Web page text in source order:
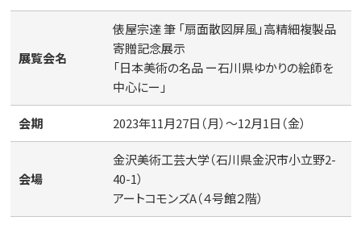
展覧会名
俵屋宗達 筆 「扇面散図屏風」高精細複製品
寄贈記念展示
「日本美術の名品 ー石川県ゆかりの絵師を
中心にー」
会期 2023年11月27日（月）～12月1日（金）
会場
金沢美術工芸大学（石川県金沢市小立野2-
40-1）
アートコモンズA（４号館２階）